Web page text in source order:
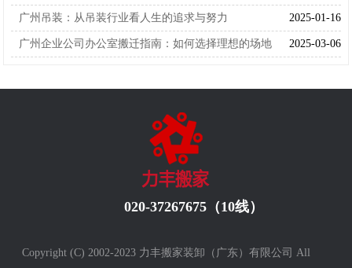
2025-01-16
广州吊装：从吊装行业看人生的追求与努力
2025-03-06
广州企业公司办公室搬迁指南：如何选择理想的场地
020-37267675（10线）
Copyright (C) 2002-2023 力丰搬家装卸（广东）有限公司 All